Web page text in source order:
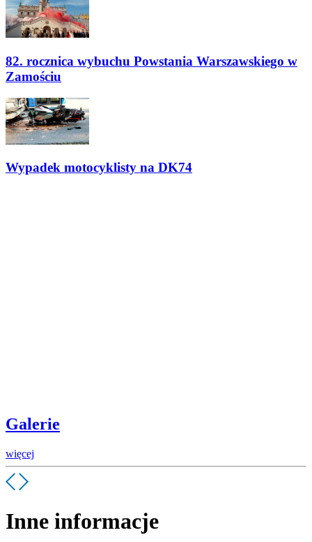
82. rocznica wybuchu Powstania Warszawskiego w
Zamościu
Wypadek motocyklisty na DK74
Galerie
więcej
Inne informacje